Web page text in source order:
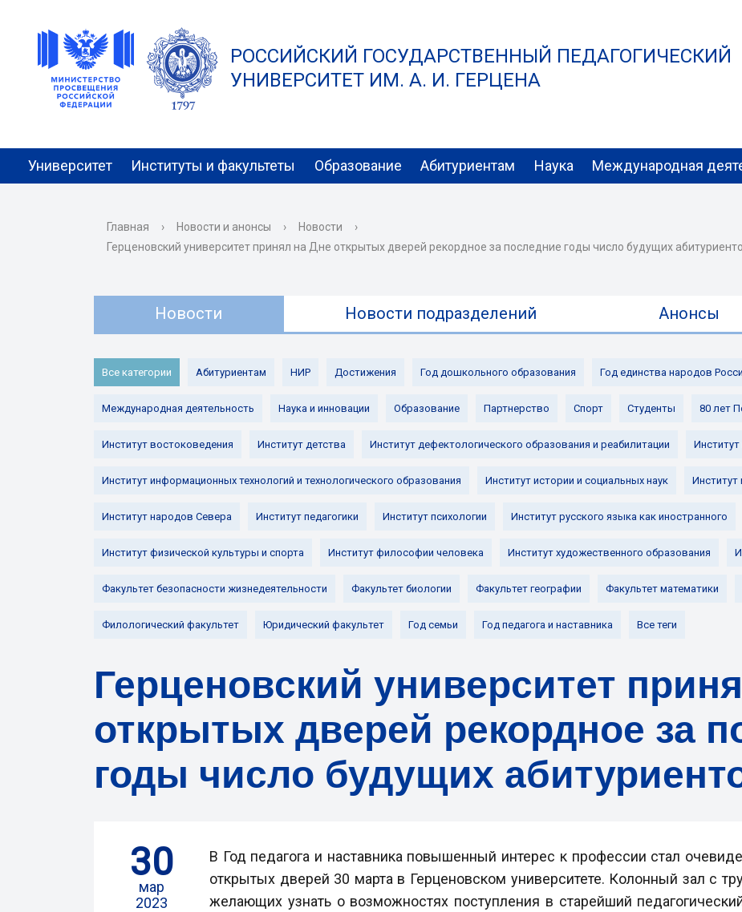
РОССИЙСКИЙ ГОСУДАРСТВЕННЫЙ ПЕДАГОГИЧЕСКИЙ
УНИВЕРСИТЕТ ИМ. А. И. ГЕРЦЕНА
Университет Институты и факультеты Образование Абитуриентам Наука Международная
Главная › Новости и анонсы › Новости
›
Герценовский университет принял на Дне открытых дверей рекордное за последние годы число будущих
Новости Новости подразделений Анонсы
Все категории Абитуриентам НИР Достижения Год дошкольного образования Год единства народов
Международная деятельность Наука и инновации Образование Партнерство Спорт Студенты 80 лет
Институт востоковедения Институт детства Институт дефектологического образования и реабилитации
Институт информационных технологий и технологического образования Институт истории и социальных наук Институт
Институт народов Севера Институт педагогики Институт психологии Институт русского языка как иностранного
Институт физической культуры и спорта Институт философии человека Институт художественного образования
Факультет безопасности жизнедеятельности Факультет биологии Факультет географии Факультет математики
Филологический факультет Юридический факультет Год семьи Год педагога и наставника Все теги
Герценовский университет
открытых дверей рекордное за
годы число будущих
30
мар
2023
В Год педагога и наставника повышенный интерес к профессии стал
открытых дверей 30 марта в Герценовском университете. Колонный зал с
желающих узнать о возможностях поступления в старейший